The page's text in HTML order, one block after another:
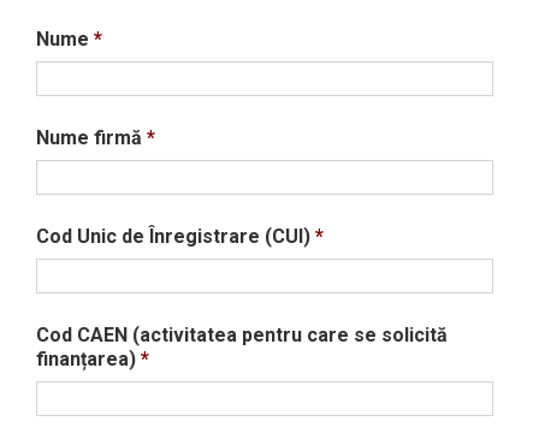
Nume *
Nume firmă *
Cod Unic de Înregistrare (CUI) *
Cod CAEN (activitatea pentru care se solicită
finanțarea) *